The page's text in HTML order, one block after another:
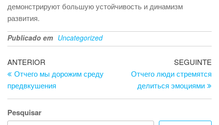
демонстрируют большую устойчивость и динамизм
развития.
Publicado em Uncategorized
Navegação
de
artigos
Artigo
anterior
ANTERIOR
Отчего мы дорожим среду
предвкушения
SEGUINTE
Отчего люди стремятся
делиться эмоциями
Pesquisar